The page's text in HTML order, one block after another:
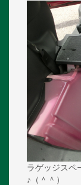
ラゲッジスペ
♪（＾＾）